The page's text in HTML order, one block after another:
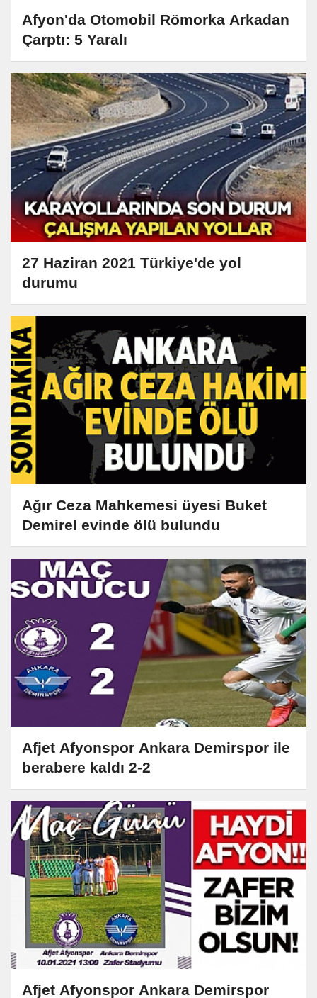
Afyon'da Otomobil Römorka Arkadan
Çarptı: 5 Yaralı
27 Haziran 2021 Türkiye'de yol
durumu
Ağır Ceza Mahkemesi üyesi Buket
Demirel evinde ölü bulundu
Afjet Afyonspor Ankara Demirspor ile
berabere kaldı 2-2
Afjet Afyonspor Ankara Demirspor